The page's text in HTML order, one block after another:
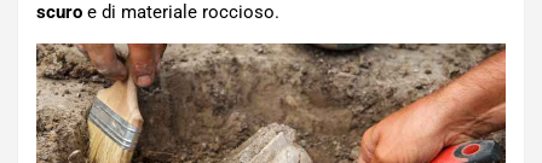
scuro e di materiale roccioso.